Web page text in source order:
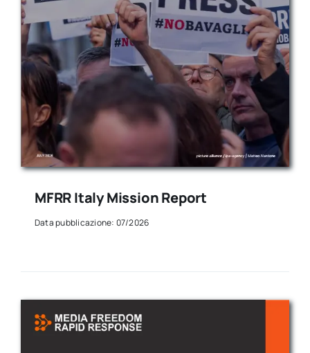
MFRR Italy Mission Report
Data pubblicazione: 07/2026